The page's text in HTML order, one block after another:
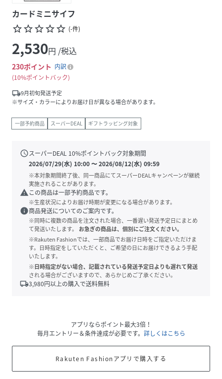
カードミニサイフ
star_borderstar_borderstar_borderstar_borderstar_border (-件)
2,530円 /税込
230ポイント 内訳
10%ポイントバック
local_shipping9月初旬発送予定
※サイズ・カラーによりお届け日が異なる場合があります。
一部予約商品 スーパーDEAL ギフトラッピング対象
scheduleスーパーDEAL 10%ポイントバック対象期間
2026/07/29(水) 10:00〜2026/08/12(水) 09:59
※本対象期間終了後、同一商品にてスーパーDEALキャンペーンが継続
実施されることがあります。
warning この商品は一部予約商品です。
※生産状況によりお届け時期が変更になる場合があります。
info商品発送についてのご案内です。
※同時に複数の商品を注文された場合、一番遅い発送予定日にまとめ
て発送いたします。
お急ぎの商品は、個別にご注文ください。
※Rakuten Fashionでは、一部商品でお届け日時をご指定いただけま
す。日時指定をしていただくと、ご希望の日にお届けできるよう手配
いたします。
※日時指定がない場合、記載されている発送予定日よりも遅れて発送
される場合がございますので、あらかじめご了承ください。
local_shipping3,980円以上の購入で送料無料
アプリならポイント最大3倍！
毎月エントリー＆条件達成が必要です。 詳しくはこちら
Rakuten Fashionアプリで購入する